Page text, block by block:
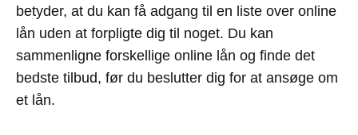
betyder, at du kan få adgang til en liste over online
lån uden at forpligte dig til noget. Du kan
sammenligne forskellige online lån og finde det
bedste tilbud, før du beslutter dig for at ansøge om
et lån.